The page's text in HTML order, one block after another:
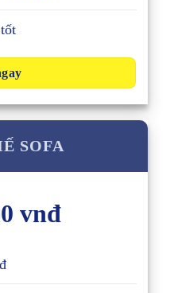
SOFA
vnđ